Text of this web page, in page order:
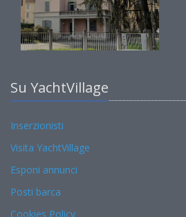
Su YachtVillage
Inserzionisti
Visita YachtVillage
Esponi annunci
Posti barca
Cookies Policy